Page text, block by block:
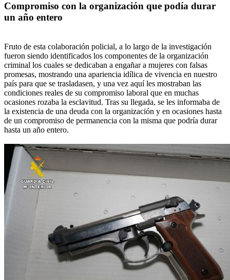
Compromiso con la organización que podía durar
un año entero
Fruto de esta colaboración policial, a lo largo de la investigación
fueron siendo identificados los componentes de la organización
criminal los cuales se dedicaban a engañar a mujeres con falsas
promesas, mostrando una apariencia idílica de vivencia en nuestro
país para que se trasladasen, y una vez aquí les mostraban las
condiciones reales de su compromiso laboral que en muchas
ocasiones rozaba la esclavitud. Tras su llegada, se les informaba de
la existencia de una deuda con la organización y en ocasiones hasta
de un compromiso de permanencia con la misma que podría durar
hasta un año entero.